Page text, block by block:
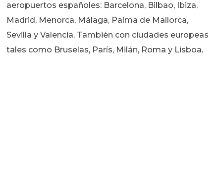
aeropuertos españoles: Barcelona, Bilbao, Ibiza,
Madrid, Menorca, Málaga, Palma de Mallorca,
Sevilla y Valencia. También con ciudades europeas
tales como Bruselas, París, Milán, Roma y Lisboa.